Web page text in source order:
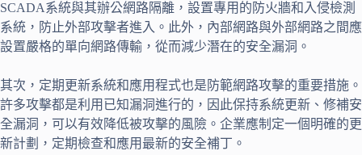
SCADA系統與其辦公網路隔離，設置專用的防火牆和入侵檢測
系統，防止外部攻擊者進入。此外，內部網路與外部網路之間應
設置嚴格的單向網路傳輸，從而減少潛在的安全漏洞。
其次，定期更新系統和應用程式也是防範網路攻擊的重要措施。
許多攻擊都是利用已知漏洞進行的，因此保持系統更新、修補安
全漏洞，可以有效降低被攻擊的風險。企業應制定一個明確的更
新計劃，定期檢查和應用最新的安全補丁。